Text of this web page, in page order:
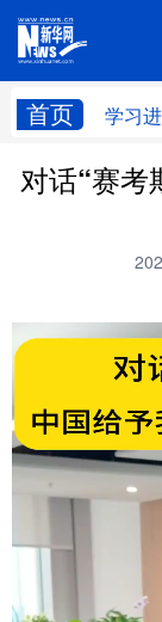
首页 学习
学习进行时
访谈
对话“赛考